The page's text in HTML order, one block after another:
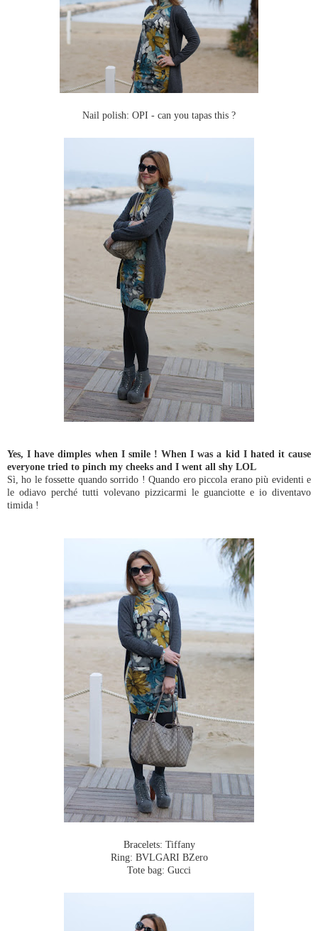
Nail polish: OPI - can you tapas this ?
Yes, I have dimples when I smile ! When I was a kid I hated it cause
everyone tried to pinch my cheeks and I went all shy LOL
Sì, ho le fossette quando sorrido ! Quando ero piccola erano più evidenti e
le odiavo perché tutti volevano pizzicarmi le guanciotte e io diventavo
timida !
Bracelets: Tiffany
Ring: BVLGARI BZero
Tote bag: Gucci